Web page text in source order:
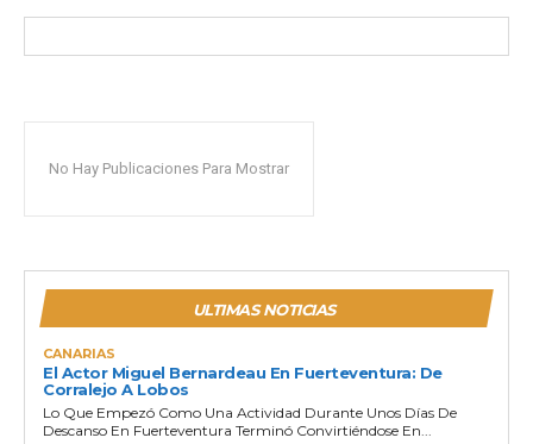
No Hay Publicaciones Para Mostrar
ULTIMAS NOTICIAS
CANARIAS
El Actor Miguel Bernardeau En Fuerteventura: De
Corralejo A Lobos
Lo Que Empezó Como Una Actividad Durante Unos Días De
Descanso En Fuerteventura Terminó Convirtiéndose En...